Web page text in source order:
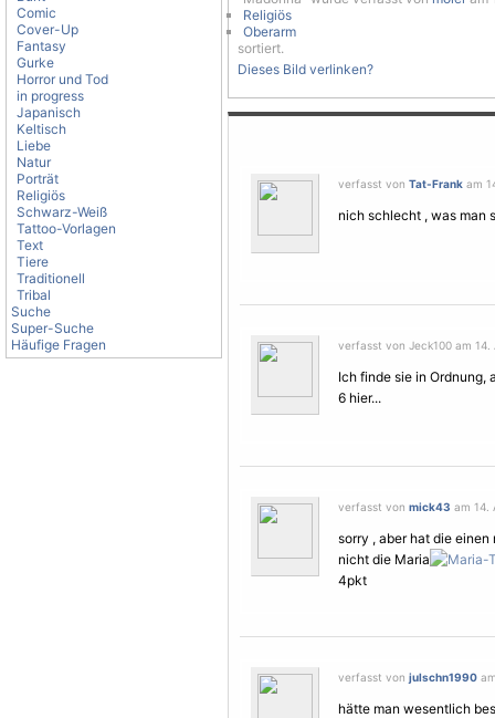
Comic
Cover-Up
Fantasy
Gurke
Horror und Tod
in progress
Japanisch
Keltisch
Liebe
Natur
Porträt
Religiös
Schwarz-Weiß
Tattoo-Vorlagen
Text
Tiere
Traditionell
Tribal
Suche
Super-Suche
Häufige Fragen
Religiös
Oberarm
sortiert.
Dieses Bild verlinken?
verfasst von Tat-Frank am
nich schlecht , was man
verfasst von Jeck100 am 14.
Ich finde sie in Ordnung,
6 hier...
verfasst von mick43 am 14.
sorry , aber hat die
nicht die Maria
4pkt
verfasst von julschn1990
hätte man wesentlich